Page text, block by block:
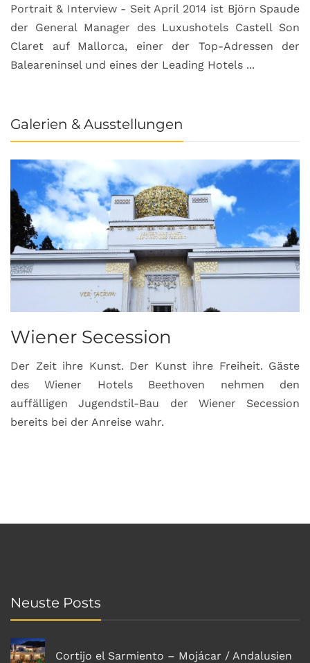
Portrait & Interview - Seit April 2014 ist Björn Spaude
der General Manager des Luxushotels Castell Son
Claret auf Mallorca, einer der Top-Adressen der
Baleareninsel und eines der Leading Hotels ...
Galerien & Ausstellungen
Wiener Secession
Der Zeit ihre Kunst. Der Kunst ihre Freiheit. Gäste
des Wiener Hotels Beethoven nehmen den
auffälligen Jugendstil-Bau der Wiener Secession
bereits bei der Anreise wahr.
Neuste Posts
Cortijo el Sarmiento – Mojácar / Andalusien